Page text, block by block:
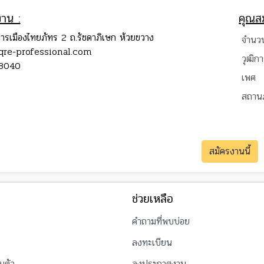
น :
รเมืองไทยภัทร 2 ถ.รัชดาภิเษก ห้วยขวาง
professional.com
คุณส
จำน
วุฒิก
เพศ
สถา
สมัครงานนี้
ช่วยเหลือ
คำถามที่พบบ่อย
ลงทะเบียน